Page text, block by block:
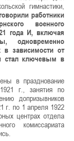
гимнастики,
работники
военного
года И, включая
одновременно
в зависимости от
стал ключевым в
в празднование
г., занятия по
допризывников
г. по 1 апреля 1922
центрах отдела
комиссариата